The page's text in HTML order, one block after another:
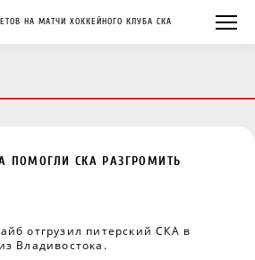
НА МАТЧИ ХОККЕЙНОГО КЛУБА СКА
ПОМОГЛИ СКА РАЗГРОМИТЬ
отгрузил питерский СКА в
Владивостока.